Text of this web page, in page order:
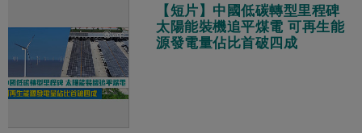
【短片】中國低碳轉型里程碑
太陽能裝機追平煤電 可再生能
源發電量佔比首破四成